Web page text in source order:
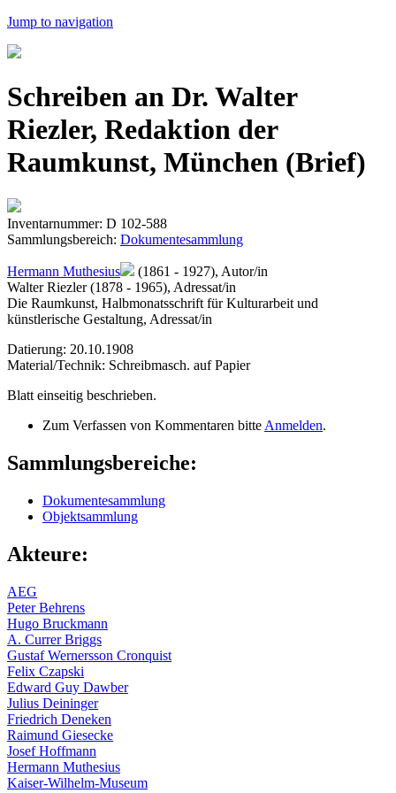
Jump to navigation
Schreiben an Dr. Walter
Riezler, Redaktion der
Raumkunst, München (Brief)
Inventarnummer: D 102-588
Sammlungsbereich: Dokumentesammlung
Hermann Muthesius
(1861 - 1927), Autor/in
Walter Riezler (1878 - 1965), Adressat/in
Die Raumkunst, Halbmonatsschrift für Kulturarbeit und
künstlerische Gestaltung, Adressat/in
Datierung: 20.10.1908
Material/Technik: Schreibmasch. auf Papier
Blatt einseitig beschrieben.
Zum Verfassen von Kommentaren bitte Anmelden.
Sammlungsbereiche:
Dokumentesammlung
Objektsammlung
Akteure:
AEG
Peter Behrens
Hugo Bruckmann
A. Currer Briggs
Gustaf Wernersson Cronquist
Felix Czapski
Edward Guy Dawber
Julius Deininger
Friedrich Deneken
Raimund Giesecke
Josef Hoffmann
Hermann Muthesius
Kaiser-Wilhelm-Museum